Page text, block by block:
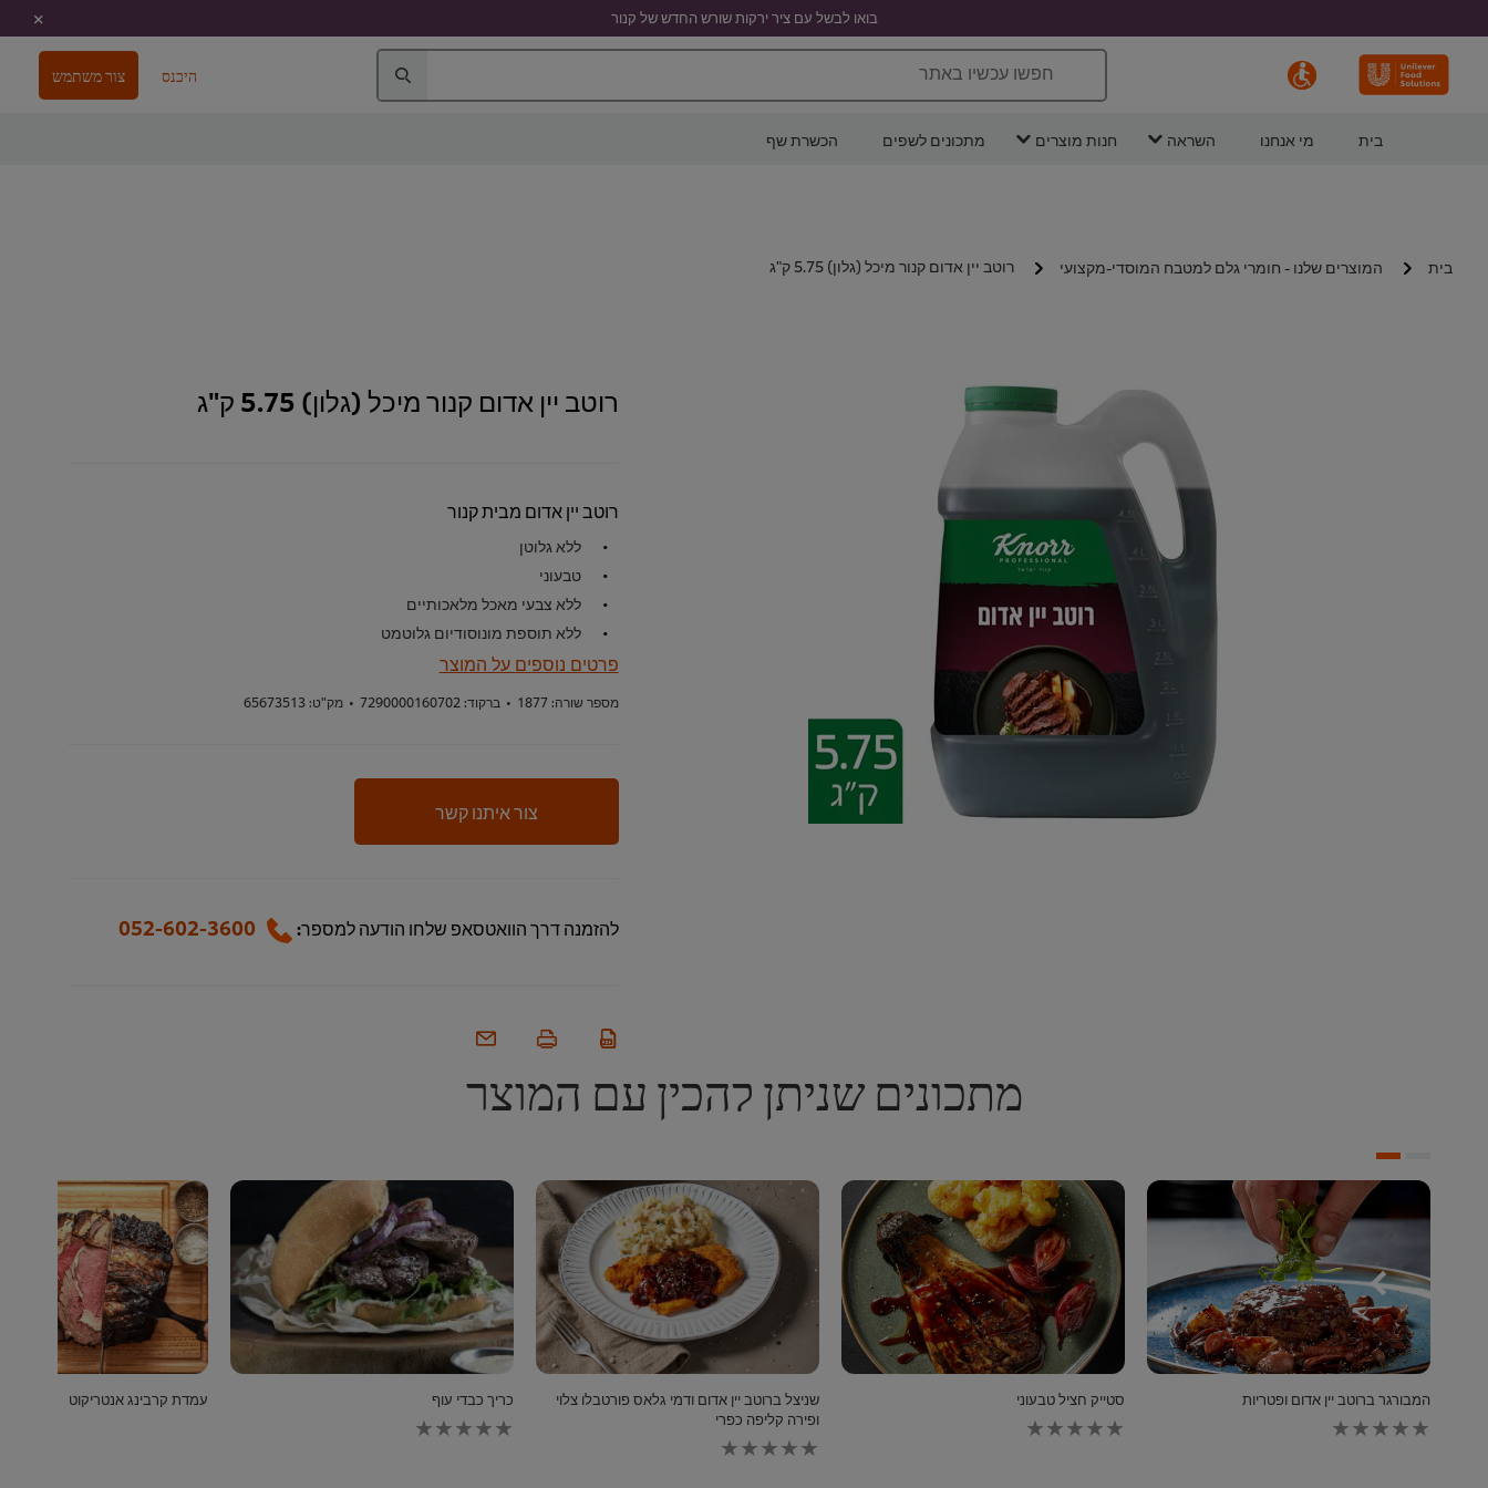
בואו לבשל עם ציר ירקות שורש החדש של קנור
חפשו עכשיו באתר היכנס צור משתמש
בית מי אנחנו השראה חנות מוצרים מתכונים לשפים הכשרת שף
בית המוצרים שלנו - חומרי גלם למטבח המוסדי-מקצועי רוטב יין אדום קנור מיכל (גלון) 5.75 ק"ג
רוטב יין אדום קנור מיכל (גלון) 5.75 ק"ג
רוטב יין אדום מבית קנור
ללא גלוטן
טבעוני
ללא צבעי מאכל מלאכותיים
ללא תוספת מונוסודיום גלוטמט
פרטים נוספים על המוצר
מספר שורה:1877
• ברקוד:7290000160702
• מק"ט:65673513
צור איתנו קשר
להזמנה דרך הוואטסאפ שלחו הודעה למספר: 052-602-3600
מתכונים שניתן להכין עם המוצר
המבורגר ברוטב יין אדום ופטריות
נשלחו
סטייק חציל טבעוני
נשלחו
דירוגים
שניצל ברוטב יין אדום ודמי גלאס פורטבלו צלוי
ופירה קליפה כפרי
כריך כבדי עוף עמדת קרבינג אנטריקוט